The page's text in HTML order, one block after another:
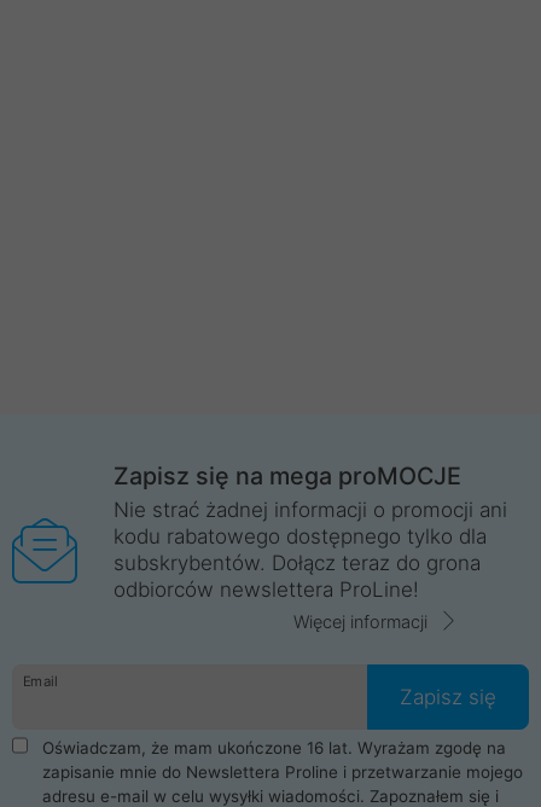
Zapisz się na mega proMOCJE
Nie strać żadnej informacji o promocji ani
kodu rabatowego dostępnego tylko dla
subskrybentów. Dołącz teraz do grona
odbiorców newslettera ProLine!
Więcej informacji
Email
Zapisz się
Oświadczam, że mam ukończone 16 lat. Wyrażam zgodę na
zapisanie mnie do Newslettera Proline i przetwarzanie mojego
adresu e-mail w celu wysyłki wiadomości. Zapoznałem się i